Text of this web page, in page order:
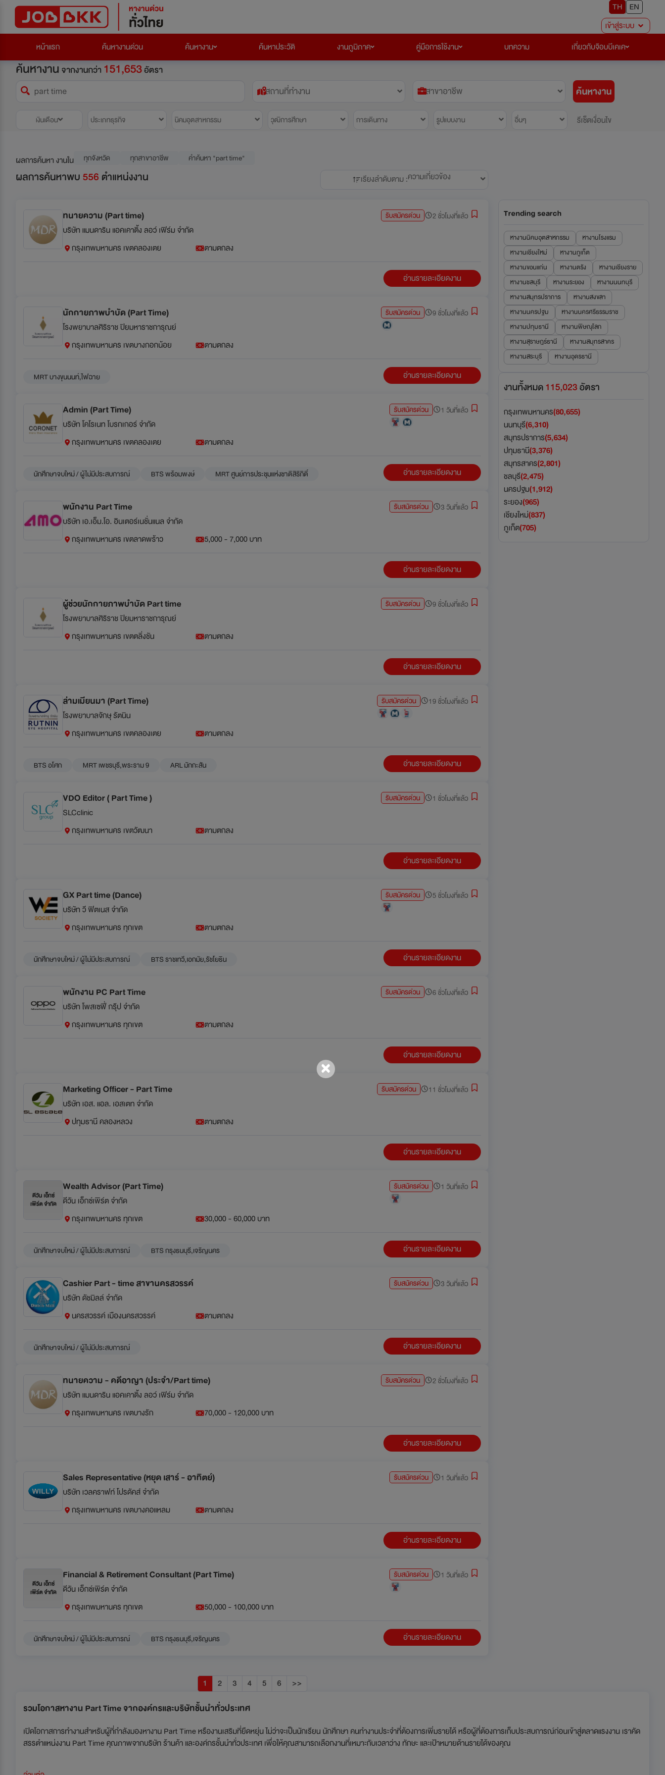
TH
EN
เข้าสู่ระบบ
หน้าแรก
ค้นหางานด่วน ค้นหางาน ค้นหาประวัติ งานภูมิภาค คู่มือการใช้งาน บทความ เกี่ยวกับจ๊อบบีเคเค
ค้นหางาน จากงานกว่า 151,653อัตรา
สถานที่ทำงาน
สาขาอาชีพ ค้นหางาน
เงินเดือน ประเภทธุรกิจ นิคมอุตสาหกรรม วุฒิการศึกษา การเดินทาง รูปแบบงาน อื่นๆ รีเซ็ตเงื่อนไข
ผลการค้นหา งานใน ทุกจังหวัด ทุกสาขาอาชีพ คำค้นหา "part time"
ผลการค้นหาพบ 556ตำแหน่งงาน เรียงลำดับตาม :ความเกี่ยวข้อง
ทนายความ (Part time)
บริษัท แมนดาริน แอคเคาติ้ง ลอว์ เฟิร์ม จำกัด
รับสมัครด่วน 2 ชั่วโมงที่แล้ว
กรุงเทพมหานคร เขตคลองเตย ตามตกลง
อ่านรายละเอียดงาน
นักกายภาพบำบัด (Part Time)
โรงพยาบาลศิริราช ปิยมหาราชการุณย์
รับสมัครด่วน 9 ชั่วโมงที่แล้ว
กรุงเทพมหานคร เขตบางกอกน้อย ตามตกลง
MRT บางขุนนนท์,ไฟฉาย อ่านรายละเอียดงาน
Admin (Part Time)
บริษัท โคโรเนท โบรกเกอร์ จำกัด
รับสมัครด่วน 1 วันที่แล้ว
กรุงเทพมหานคร เขตคลองเตย ตามตกลง
นักศึกษาจบใหม่ / ผู้ไม่มีประสบการณ์ BTS พร้อมพงษ์ MRT ศูนย์การประชุมแห่งชาติสิริกิติ์ อ่านรายละเอียดงาน
พนักงาน Part Time
บริษัท เอ.เอ็ม.โอ. อินเตอร์เนชั่นแนล จำกัด
รับสมัครด่วน 3 วันที่แล้ว
กรุงเทพมหานคร เขตลาดพร้าว 5,000 - 7,000 บาท
อ่านรายละเอียดงาน
ผู้ช่วยนักกายภาพบำบัด Part time
โรงพยาบาลศิริราช ปิยมหาราชการุณย์
รับสมัครด่วน 9 ชั่วโมงที่แล้ว
กรุงเทพมหานคร เขตตลิ่งชัน ตามตกลง
อ่านรายละเอียดงาน
ล่ามเมียนมา (Part Time)
โรงพยาบาลจักษุ รัตนิน
รับสมัครด่วน 19 ชั่วโมงที่แล้ว
กรุงเทพมหานคร เขตคลองเตย ตามตกลง
BTS อโศก MRT เพชรบุรี,พระราม 9 ARL มักกะสัน อ่านรายละเอียดงาน
VDO Editor ( Part Time )
SLCclinic
รับสมัครด่วน 1 ชั่วโมงที่แล้ว
กรุงเทพมหานคร เขตวัฒนา ตามตกลง
อ่านรายละเอียดงาน
GX Part time (Dance)
บริษัท วี ฟิตเนส จำกัด
รับสมัครด่วน 5 ชั่วโมงที่แล้ว
กรุงเทพมหานคร ทุกเขต ตามตกลง
นักศึกษาจบใหม่ / ผู้ไม่มีประสบการณ์ BTS ราชเทวี,เอกมัย,รัชโยธิน อ่านรายละเอียดงาน
พนักงาน PC Part Time
บริษัท โพสเซฟี่ กรุ๊ป จำกัด
รับสมัครด่วน 6 ชั่วโมงที่แล้ว
กรุงเทพมหานคร ทุกเขต ตามตกลง
อ่านรายละเอียดงาน
Marketing Officer - Part Time
บริษัท เอส. แอล. เอสเตท จำกัด
รับสมัครด่วน 11 ชั่วโมงที่แล้ว
ปทุมธานี คลองหลวง ตามตกลง
อ่านรายละเอียดงาน
ดีวัน เอ็กซ์
เพิร์ต จำกัด
Wealth Advisor (Part Time)
ดีวัน เอ็กซ์เพิร์ต จำกัด
รับสมัครด่วน 1 วันที่แล้ว
กรุงเทพมหานคร ทุกเขต 30,000 - 60,000 บาท
นักศึกษาจบใหม่ / ผู้ไม่มีประสบการณ์ BTS กรุงธนบุรี,เจริญนคร อ่านรายละเอียดงาน
Cashier Part - time สาขานครสวรรค์
บริษัท ดัชมิลล์ จำกัด
รับสมัครด่วน 3 วันที่แล้ว
นครสวรรค์ เมืองนครสวรรค์ ตามตกลง
นักศึกษาจบใหม่ / ผู้ไม่มีประสบการณ์ อ่านรายละเอียดงาน
ทนายความ - คดีอาญา (ประจำ/Part time)
บริษัท แมนดาริน แอคเคาติ้ง ลอว์ เฟิร์ม จำกัด
รับสมัครด่วน 2 ชั่วโมงที่แล้ว
กรุงเทพมหานคร เขตบางรัก 70,000 - 120,000 บาท
อ่านรายละเอียดงาน
Sales Representative (หยุด เสาร์ - อาทิตย์)
บริษัท เวลคราฟท์ โปรดัคส์ จำกัด
รับสมัครด่วน 1 วันที่แล้ว
กรุงเทพมหานคร เขตบางคอแหลม ตามตกลง
อ่านรายละเอียดงาน
ดีวัน เอ็กซ์
เพิร์ต จำกัด
Financial & Retirement Consultant (Part Time)
ดีวัน เอ็กซ์เพิร์ต จำกัด
รับสมัครด่วน 1 วันที่แล้ว
กรุงเทพมหานคร ทุกเขต 50,000 - 100,000 บาท
นักศึกษาจบใหม่ / ผู้ไม่มีประสบการณ์ BTS กรุงธนบุรี,เจริญนคร อ่านรายละเอียดงาน
1 2 3 4 5 6 >>
Trending search
หางานนิคมอุตสาหกรรม
หางานโรงแรม
หางานเชียงใหม่
หางานภูเก็ต
หางานขอนแก่น
หางานตรัง
หางานเชียงราย
หางานชลบุรี
หางานระยอง
หางานนนทบุรี
หางานสมุทรปราการ
หางานสงขลา
หางานนครปฐม
หางานนครศรีธรรมราช
หางานปทุมธานี
หางานพิษณุโลก
หางานสุราษฎร์ธานี
หางานสมุทรสาคร
หางานสระบุรี
หางานอุดรธานี
งานทั้งหมด115,023อัตรา
กรุงเทพมหานคร(80,655)
นนทบุรี(6,310)
สมุทรปราการ(5,634)
ปทุมธานี(3,376)
สมุทรสาคร(2,801)
ชลบุรี(2,475)
นครปฐม(1,912)
ระยอง(965)
เชียงใหม่(837)
ภูเก็ต(705)
รวมโอกาสหางาน Part Time จากองค์กรและบริษัทชั้นนำทั่วประเทศ
เปิดโอกาสการทำงานสำหรับผู้ที่กำลังมองหางาน Part Time หรืองานเสริมที่ยืดหยุ่น ไม่ว่าจะเป็นนักเรียน นักศึกษา คนทำงานประจำที่ต้องการเพิ่มรายได้ หรือผู้ที่ต้องการเก็บประสบการณ์ก่อนเข้าสู่ตลาดแรงงาน เราคัด
สรรตำแหน่งงาน Part Time คุณภาพจากบริษัท ร้านค้า และองค์กรชั้นนำทั่วประเทศ เพื่อให้คุณสามารถเลือกงานที่เหมาะกับเวลาว่าง ทักษะ และเป้าหมายด้านรายได้ของคุณ